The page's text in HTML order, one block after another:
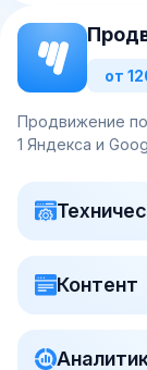
от
Продвижение
1 Яндекса и
Контент